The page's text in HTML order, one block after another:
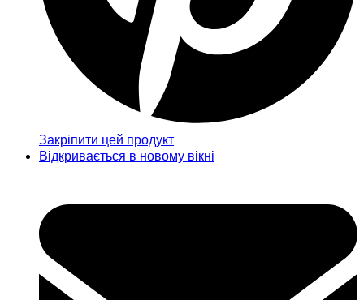
Закріпити цей продукт
Відкривається в новому вікні